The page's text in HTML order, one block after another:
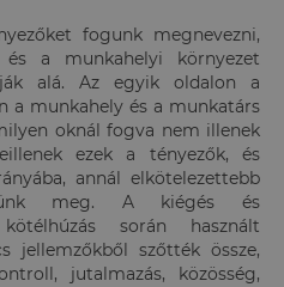
fogunk megnevezni,
a munkahelyi környezet
alá. Az egyik oldalon a
a munkahely és a munkatárs
oknál fogva nem illenek
ezek a tényezők, és
annál elkötelezettebb
meg. A kiégés és
során használt
jellemzőkből szőtték össze,
jutalmazás, közösség,